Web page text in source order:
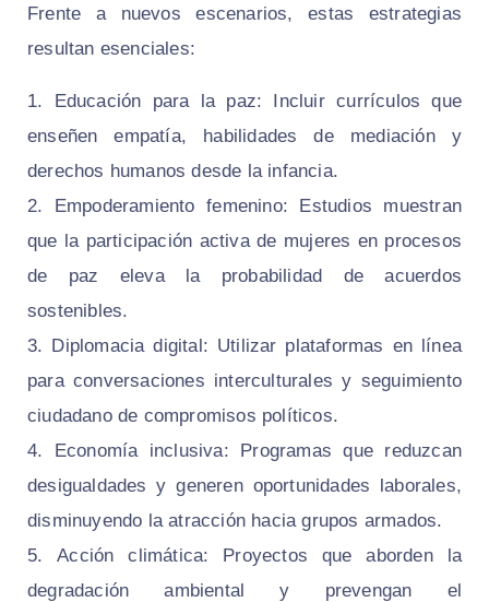
Frente a nuevos escenarios, estas estrategias
resultan esenciales:
Educación para la paz: Incluir currículos que
enseñen empatía, habilidades de mediación y
derechos humanos desde la infancia.
Empoderamiento femenino: Estudios muestran
que la participación activa de mujeres en procesos
de paz eleva la probabilidad de acuerdos
sostenibles.
Diplomacia digital: Utilizar plataformas en línea
para conversaciones interculturales y seguimiento
ciudadano de compromisos políticos.
Economía inclusiva: Programas que reduzcan
desigualdades y generen oportunidades laborales,
disminuyendo la atracción hacia grupos armados.
Acción climática: Proyectos que aborden la
degradación ambiental y prevengan el